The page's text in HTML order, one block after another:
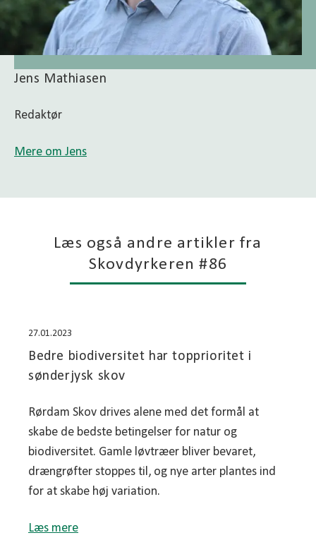
Jens Mathiasen
Redaktør
Mere om Jens
Læs også andre artikler fra
Skovdyrkeren #86
27.01.2023
Bedre biodiversitet har topprioritet i
sønderjysk skov
Rørdam Skov drives alene med det formål at
skabe de bedste betingelser for natur og
biodiversitet. Gamle løvtræer bliver bevaret,
drængrøfter stoppes til, og nye arter plantes ind
for at skabe høj variation.
Læs mere